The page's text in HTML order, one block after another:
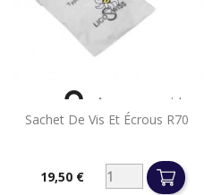
Sachet De Vis Et Écrous R70
19,50 €
 Aperçu rapide